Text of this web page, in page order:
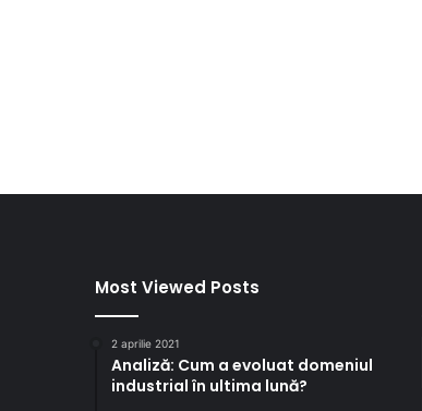
Most Viewed Posts
2 aprilie 2021
Analiză: Cum a evoluat domeniul
industrial în ultima lună?